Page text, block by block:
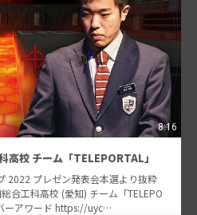
8:16
高校 チーム「TELEPORTAL」
2022 プレゼン発表会本選より抜粋
合工科高校 (愛知) チーム「TELEPO
ーアワード https://uyc…